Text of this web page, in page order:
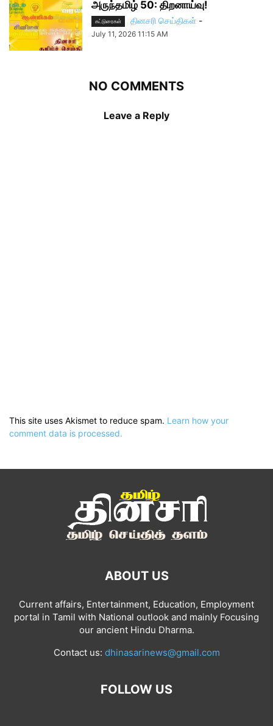
அருந்தமிழ் 50: திறனாய்வு!
கட்டுரைகள் தினசரி செய்திகள் -
July 11, 2026 11:15 AM
NO COMMENTS
Leave a Reply
This site uses Akismet to reduce spam. Learn how your
comment data is processed.
ABOUT US
Current affairs, Entertainment, Education, Employment
portal in Tamil with National outlook and mainly Focusing
our ancient Hindu Dharma.
Contact us: dhinasarinews@gmail.com
FOLLOW US